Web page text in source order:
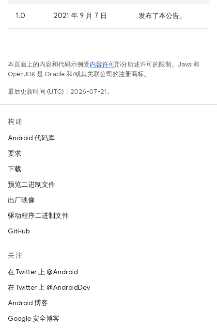
1.0 2021 年 9 月 7 日 发布了本公告。
本页面上的内容和代码示例受内容许可部分所述许可的限制。Java 和
OpenJDK 是 Oracle 和/或其关联公司的注册商标。
最后更新时间 (UTC)：2026-07-21。
构建
Android 代码库
要求
下载
预览二进制文件
出厂映像
驱动程序二进制文件
GitHub
关注
在 Twitter 上 @Android
在 Twitter 上 @AndroidDev
Android 博客
Google 安全博客